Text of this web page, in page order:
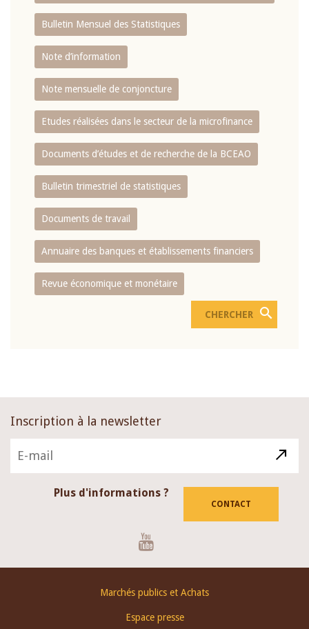
Bulletin Mensuel des Statistiques
Note d’information
Note mensuelle de conjoncture
Etudes réalisées dans le secteur de la microfinance
Documents d’études et de recherche de la BCEAO
Bulletin trimestriel de statistiques
Documents de travail
Annuaire des banques et établissements financiers
Revue économique et monétaire
Inscription à la newsletter
Plus d'informations ?
CONTACT
Marchés publics et Achats
Espace presse